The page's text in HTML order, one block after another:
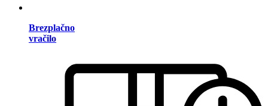
Brezplačno
vračilo